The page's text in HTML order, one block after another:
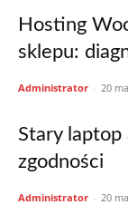
Hosting
sklepu:
Administrator - 20
Stary
zgodności
Administrator - 20